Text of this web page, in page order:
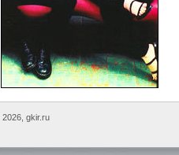
2026, gkir.ru